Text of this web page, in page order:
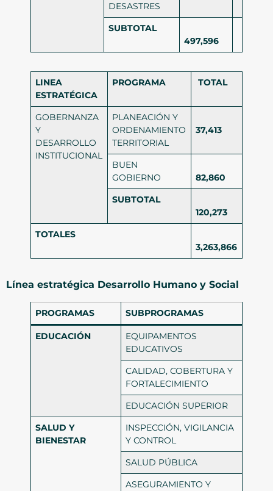
DESASTRES
SUBTOTAL
497,596
LINEA
ESTRATÉGICA
PROGRAMA TOTAL
GOBERNANZA
Y
DESARROLLO
INSTITUCIONAL
PLANEACIÓN Y
ORDENAMIENTO
TERRITORIAL
37,413
BUEN
GOBIERNO
82,860
SUBTOTAL
120,273
TOTALES
3,263,866
Línea estratégica Desarrollo Humano y Social
PROGRAMAS SUBPROGRAMAS
EDUCACIÓN
EQUIPAMENTOS
EDUCATIVOS
CALIDAD, COBERTURA Y
FORTALECIMIENTO
EDUCACIÓN SUPERIOR
SALUD Y
BIENESTAR
INSPECCIÓN, VIGILANCIA
Y CONTROL
SALUD PÚBLICA
ASEGURAMIENTO Y